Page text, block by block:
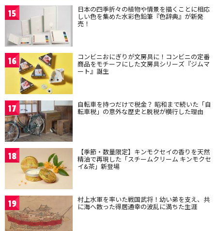
15 日本の四季折々の植物や情景を描くことに相応
しい色を集めた水彩色鉛筆『色辞典』が新発
売！
16 コンビニおにぎりが文房具に！コンビニの定番
商品をモチーフにした文房具シリーズ『ジムマ
ート』誕生
17 自転車を持つだけで税金？ 昭和まで続いた「自
転車税」の意外な歴史と脱税が横行した理由
18 【季節・数量限定】キンモクセイの香りを天然
精油で再現した「スチームクリーム キンモクセ
イ&茶」新登場
19 村上水軍を率いた戦国武将！幼い弟を支え、共
に海へ散った得居通幸の波乱に満ちた生涯